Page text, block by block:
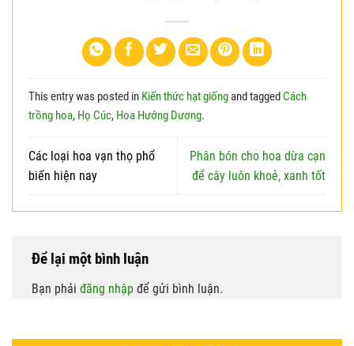
This entry was posted in Kiến thức hạt giốngand tagged Cách
trồng hoa, Họ Cúc, Hoa Hướng Dương.
Các loại hoa vạn thọ phổ
biến hiện nay
Phân bón cho hoa dừa cạn
để cây luôn khoẻ, xanh tốt
Để lại một bình luận
Bạn phải đăng nhập để gửi bình luận.